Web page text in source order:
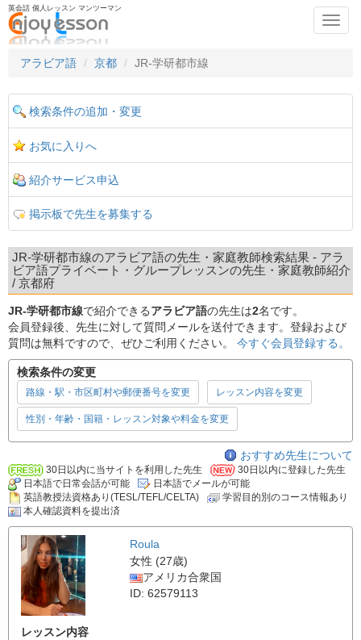
英会話 個人レッスン マンツーマン
アラビア語
京都 JR-学研都市線
検索条件の追加・変更
お気に入りへ
紹介サービス申込
掲示板で先生を募集する
JR-学研都市線のアラビア語の先生・家庭教師検索結果 - アラ
ビア語プライベート・グループレッスンの先生・家庭教師紹介
/ 京都府
JR-学研都市線で紹介できるアラビア語の先生は2名です。
会員登録後、先生に対して質問メールを送付できます。登録および
質問は無料ですので、ぜひご利用ください。 今すぐ会員登録する。
検索条件の変更
路線・駅・市区町村や郵便番号を変更 レッスン内容を変更
性別・年齢・国籍・レッスン対象や料金を変更
おすすめ先生について
30日以内に当サイトを利用した先生
30日以内に登録した先生
日本語で日常会話が可能
日本語でメールが可能
英語教授法資格あり(TESL/TEFL/CELTA)
学習目的別のコース情報あり
本人確認資料を提出済
Roula
女性 (27歳)
アメリカ合衆国
ID: 62579113
レッスン内容